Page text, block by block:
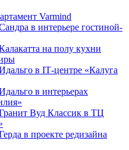
Varmind
в интерьере гостиной-
на полу кухни
в IТ-центре «Калуга
в интерьерах
Вуд Классик в ТЦ
в проекте редизайна